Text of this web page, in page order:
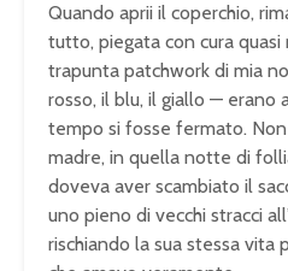
Quando aprii il coperchio,
tutto, piegata con cura quasi
trapunta patchwork di mia
rosso, il blu, il giallo — erano
tempo si fosse fermato.
madre, in quella notte di
doveva aver scambiato il
uno pieno di vecchi stracci
rischiando la sua stessa vita